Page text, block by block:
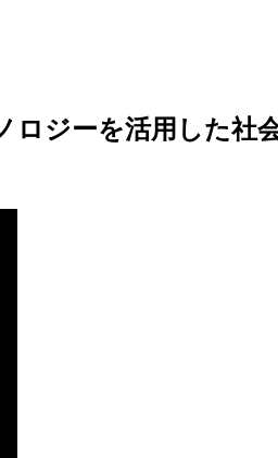
ロジーを活用した社